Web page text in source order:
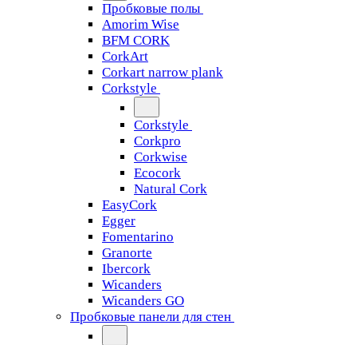
Пробковые полы
Amorim Wise
BFM CORK
CorkArt
Corkart narrow plank
Corkstyle
Corkstyle
Corkpro
Corkwise
Ecocork
Natural Cork
EasyCork
Egger
Fomentarino
Granorte
Ibercork
Wicanders
Wicanders GO
Пробковые панели для стен